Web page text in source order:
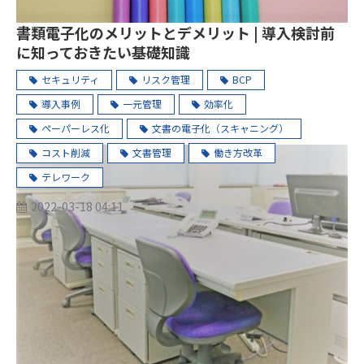
書類電子化のメリットとデメリット | 導入検討前
に知っておきたい基礎知識
セキュリティ リスク管理
BCP
導入事例
一元管理
効率化
ペーパーレス化
文書の電子化（スキャニング）
コスト削減
文書管理
働き方改革
テレワーク
2022-03-18 04:11